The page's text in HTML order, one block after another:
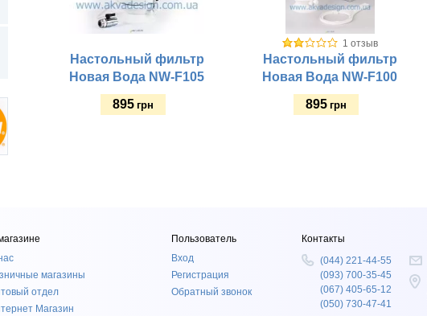
Настольный фильтр
Новая Вода NW-F105
895 грн
1 отзыв
Настольный фильтр
Новая Вода NW-F100
895 грн
магазины
отдел
Магазин
Пользователь
Вход
Регистрация
Обратный звонок
Контакты
(044) 221-44-55
(093) 700-35-45
(067) 405-65-12
(050) 730-47-41